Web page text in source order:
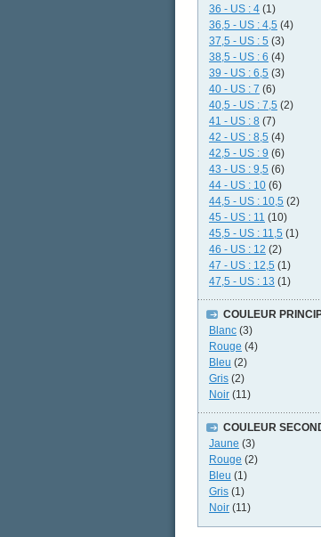
36 - US : 4 (1)
36,5 - US : 4,5 (4)
37,5 - US : 5 (3)
38,5 - US : 6 (4)
39 - US : 6,5 (3)
40 - US : 7 (6)
40,5 - US : 7,5 (2)
41 - US : 8 (7)
42 - US : 8,5 (4)
42,5 - US : 9 (6)
43 - US : 9,5 (6)
44 - US : 10 (6)
44,5 - US : 10,5 (2)
45 - US : 11 (10)
45,5 - US : 11,5 (1)
46 - US : 12 (2)
47 - US : 12,5 (1)
47,5 - US : 13 (1)
COULEUR
Blanc (3)
Rouge (4)
Bleu (2)
Gris (2)
Noir (11)
COULEUR
Jaune (3)
Rouge (2)
Bleu (1)
Gris (1)
Noir (11)